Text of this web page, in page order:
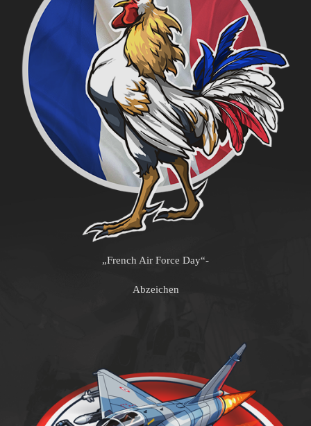
„French Air Force Day“-
Abzeichen